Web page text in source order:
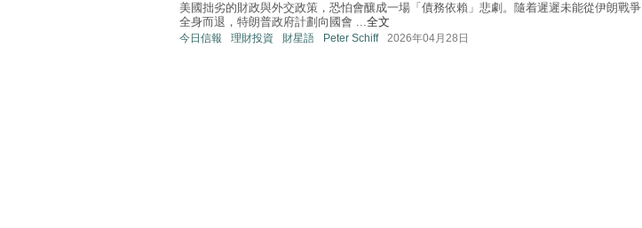
美國拙劣的財政與外交政策，恐怕會釀成一場「債務依賴」悲劇。隨着遲遲未能從伊朗戰爭
全身而退，特朗普政府計劃向國會 ...全文
今日信報 理財投資 財星語 Peter Schiff 2026年04月28日